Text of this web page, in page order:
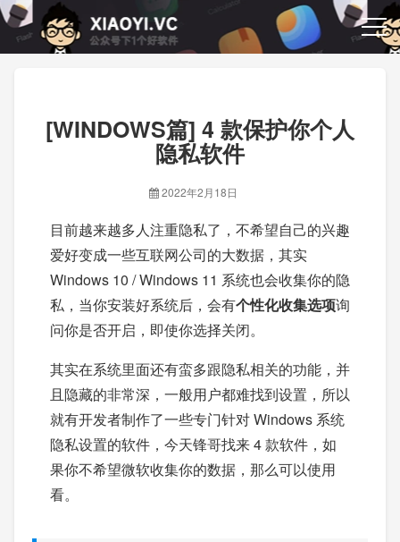
[WINDOWS篇] 4 款保护你个人
隐私软件
2022年2月18日
目前越来越多人注重隐私了，不希望自己的兴趣
爱好变成一些互联网公司的大数据，其实
Windows 10 / Windows 11 系统也会收集你的隐
私，当你安装好系统后，会有个性化收集选项询
问你是否开启，即使你选择关闭。
其实在系统里面还有蛮多跟隐私相关的功能，并
且隐藏的非常深，一般用户都难找到设置，所以
就有开发者制作了一些专门针对 Windows 系统
隐私设置的软件，今天锋哥找来 4 款软件，如
果你不希望微软收集你的数据，那么可以使用
看。